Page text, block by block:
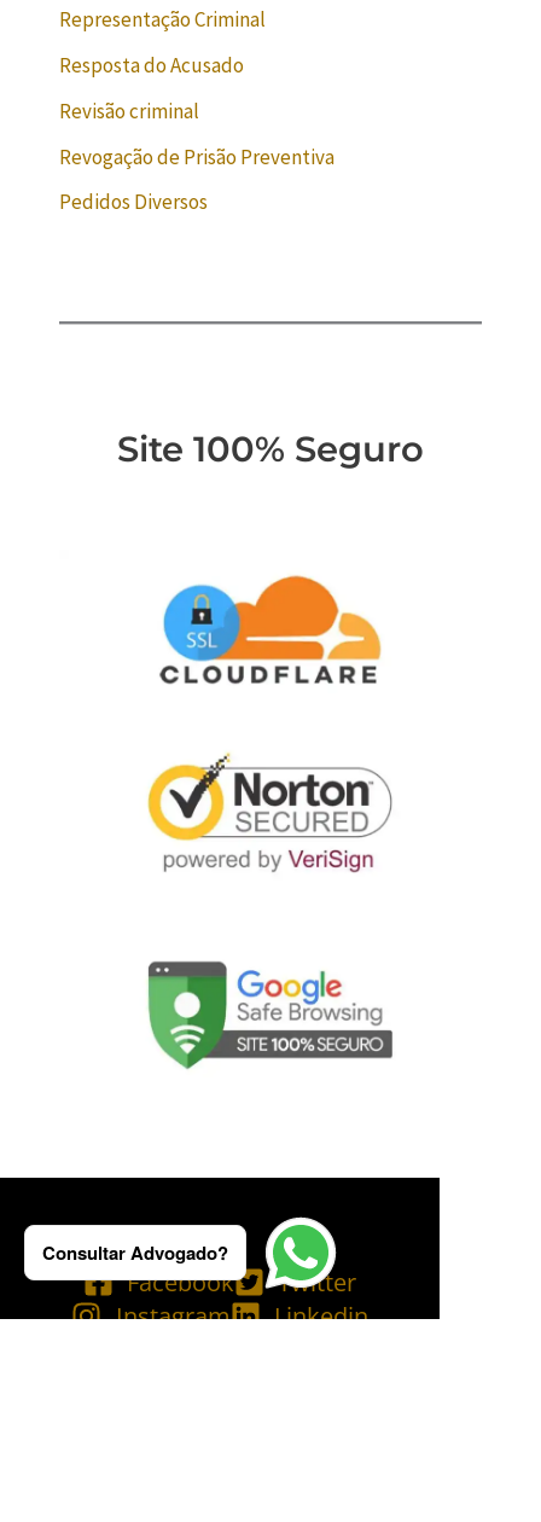
Representação Criminal
Resposta do Acusado
Revisão criminal
Revogação de Prisão Preventiva
Pedidos Diversos
Site 100% Seguro
Facebook
Twitter
Instagram
Linkedin
Consultar Advogado?